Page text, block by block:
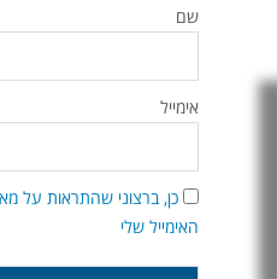
שם
אימייל
כן, ברצוני שהתראות על
האימייל שלי